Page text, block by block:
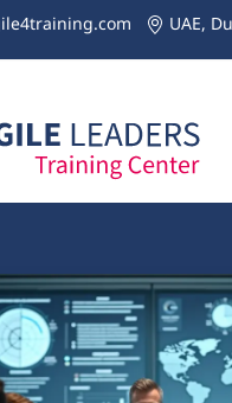
UAE,